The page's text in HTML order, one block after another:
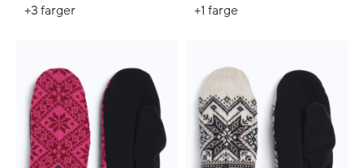
+3farger +1 farge